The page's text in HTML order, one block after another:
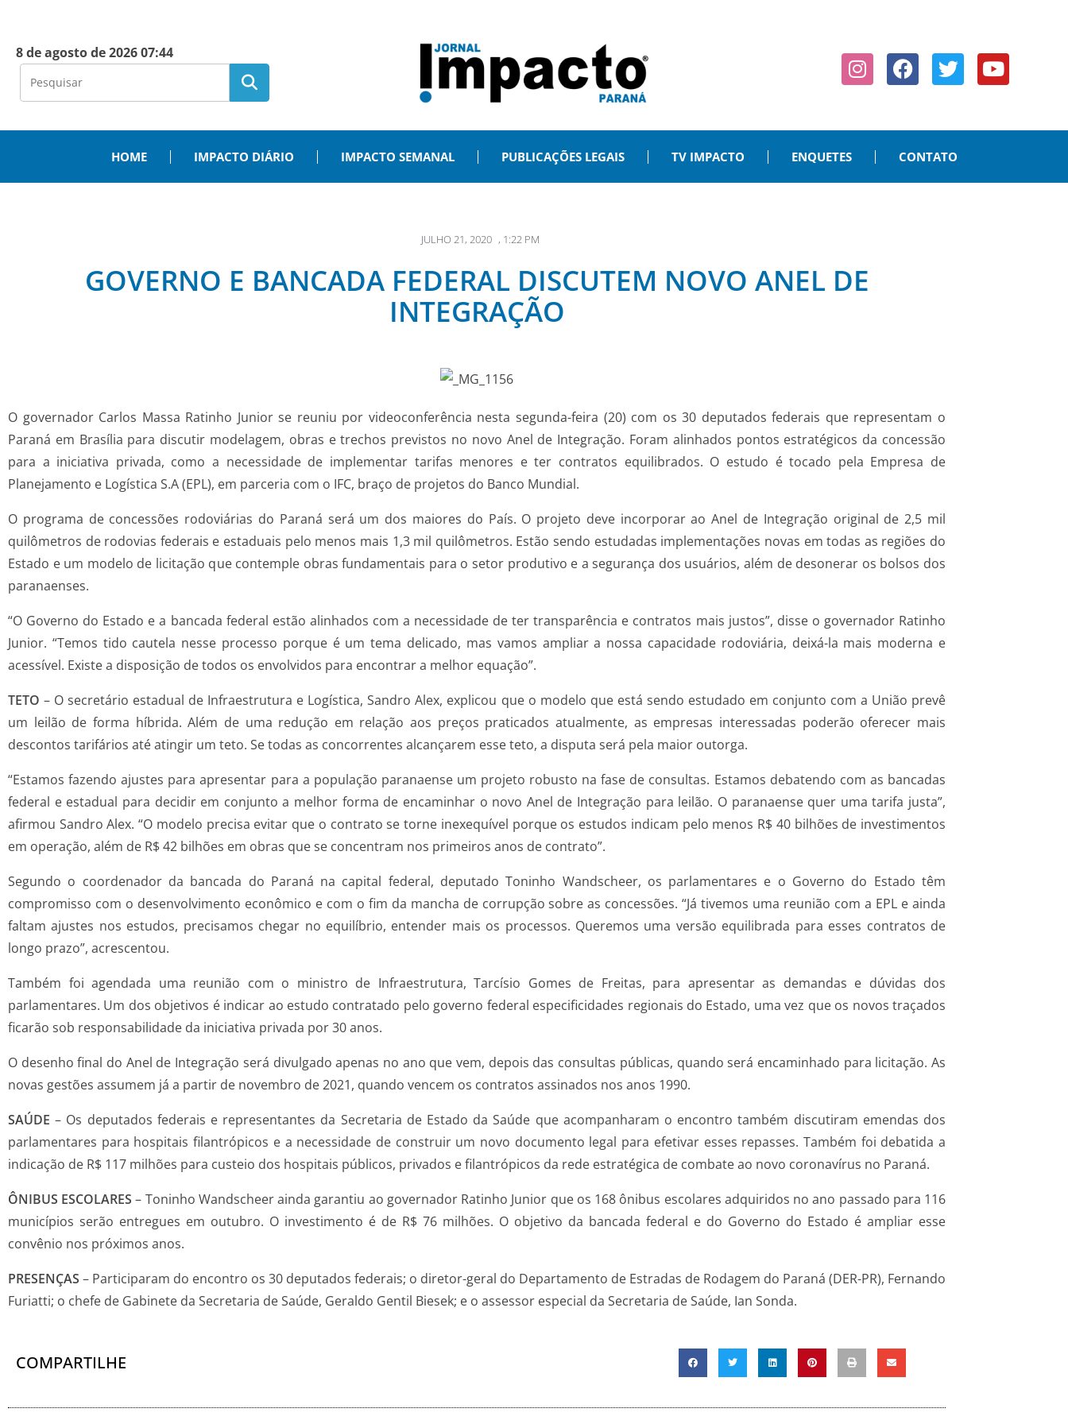
8 de agosto de 2026 07:44
HOME IMPACTO DIÁRIO IMPACTO SEMANAL PUBLICAÇÕES LEGAIS TV IMPACTO ENQUETES CONTATO
JULHO 21, 2020 , 1:22 PM
GOVERNO E BANCADA FEDERAL DISCUTEM NOVO ANEL DE
INTEGRAÇÃO
O governador Carlos Massa Ratinho Junior se reuniu por videoconferência nesta segunda-feira (20) com os 30 deputados federais que representam o
Paraná em Brasília para discutir modelagem, obras e trechos previstos no novo Anel de Integração. Foram alinhados pontos estratégicos da concessão
para a iniciativa privada, como a necessidade de implementar tarifas menores e ter contratos equilibrados. O estudo é tocado pela Empresa de
Planejamento e Logística S.A (EPL), em parceria com o IFC, braço de projetos do Banco Mundial.
O programa de concessões rodoviárias do Paraná será um dos maiores do País. O projeto deve incorporar ao Anel de Integração original de 2,5 mil
quilômetros de rodovias federais e estaduais pelo menos mais 1,3 mil quilômetros. Estão sendo estudadas implementações novas em todas as regiões do
Estado e um modelo de licitação que contemple obras fundamentais para o setor produtivo e a segurança dos usuários, além de desonerar os bolsos dos
paranaenses.
“O Governo do Estado e a bancada federal estão alinhados com a necessidade de ter transparência e contratos mais justos”, disse o governador Ratinho
Junior. “Temos tido cautela nesse processo porque é um tema delicado, mas vamos ampliar a nossa capacidade rodoviária, deixá-la mais moderna e
acessível. Existe a disposição de todos os envolvidos para encontrar a melhor equação”.
TETO– O secretário estadual de Infraestrutura e Logística, Sandro Alex, explicou que o modelo que está sendo estudado em conjunto com a União prevê
um leilão de forma híbrida. Além de uma redução em relação aos preços praticados atualmente, as empresas interessadas poderão oferecer mais
descontos tarifários até atingir um teto. Se todas as concorrentes alcançarem esse teto, a disputa será pela maior outorga.
“Estamos fazendo ajustes para apresentar para a população paranaense um projeto robusto na fase de consultas. Estamos debatendo com as bancadas
federal e estadual para decidir em conjunto a melhor forma de encaminhar o novo Anel de Integração para leilão. O paranaense quer uma tarifa justa”,
afirmou Sandro Alex. “O modelo precisa evitar que o contrato se torne inexequível porque os estudos indicam pelo menos R$ 40 bilhões de investimentos
em operação, além de R$ 42 bilhões em obras que se concentram nos primeiros anos de contrato”.
Segundo o coordenador da bancada do Paraná na capital federal, deputado Toninho Wandscheer, os parlamentares e o Governo do Estado têm
compromisso com o desenvolvimento econômico e com o fim da mancha de corrupção sobre as concessões. “Já tivemos uma reunião com a EPL e ainda
faltam ajustes nos estudos, precisamos chegar no equilíbrio, entender mais os processos. Queremos uma versão equilibrada para esses contratos de
longo prazo”, acrescentou.
Também foi agendada uma reunião com o ministro de Infraestrutura, Tarcísio Gomes de Freitas, para apresentar as demandas e dúvidas dos
parlamentares. Um dos objetivos é indicar ao estudo contratado pelo governo federal especificidades regionais do Estado, uma vez que os novos traçados
ficarão sob responsabilidade da iniciativa privada por 30 anos.
O desenho final do Anel de Integração será divulgado apenas no ano que vem, depois das consultas públicas, quando será encaminhado para licitação. As
novas gestões assumem já a partir de novembro de 2021, quando vencem os contratos assinados nos anos 1990.
SAÚDE – Os deputados federais e representantes da Secretaria de Estado da Saúde que acompanharam o encontro também discutiram emendas dos
parlamentares para hospitais filantrópicos e a necessidade de construir um novo documento legal para efetivar esses repasses. Também foi debatida a
indicação de R$ 117 milhões para custeio dos hospitais públicos, privados e filantrópicos da rede estratégica de combate ao novo coronavírus no Paraná.
ÔNIBUS ESCOLARES – Toninho Wandscheer ainda garantiu ao governador Ratinho Junior que os 168 ônibus escolares adquiridos no ano passado para 116
municípios serão entregues em outubro. O investimento é de R$ 76 milhões. O objetivo da bancada federal e do Governo do Estado é ampliar esse
convênio nos próximos anos.
PRESENÇAS – Participaram do encontro os 30 deputados federais; o diretor-geral do Departamento de Estradas de Rodagem do Paraná (DER-PR), Fernando
Furiatti; o chefe de Gabinete da Secretaria de Saúde, Geraldo Gentil Biesek; e o assessor especial da Secretaria de Saúde, Ian Sonda.
COMPARTILHE